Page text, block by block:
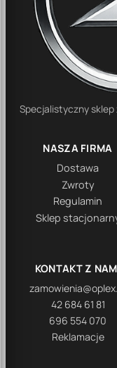
Specjalistyczny sklep
NASZA FIRMA
Dostawa
Zwroty
Regulamin
Sklep
KONTAKT Z
42 684 61 81
696 554 070
Reklamacje